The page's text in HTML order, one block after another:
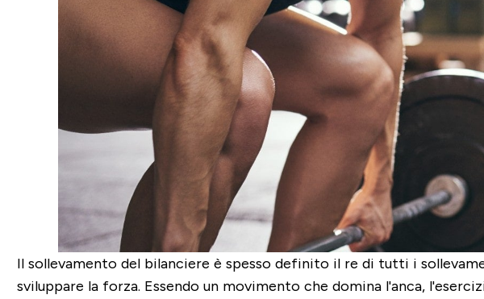
Il sollevamento del bilanciere è spesso definito il re di tutti i
sviluppare la forza. Essendo un movimento che domina l'anca,